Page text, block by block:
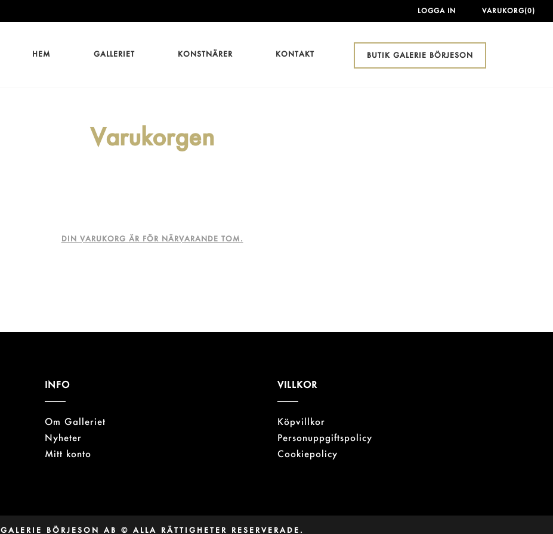
LOGGA IN VARUKORG(0)
HEM GALLERIET KONSTNÄRER KONTAKT BUTIK GALERIE BÖRJESON
Varukorgen
DIN VARUKORG ÄR FÖR NÄRVARANDE TOM.
INFO
Om Galleriet
Nyheter
Mitt konto
VILLKOR
Köpvillkor
Personuppgiftspolicy
Cookiepolicy
GALERIE BÖRJESON AB © ALLA RÄTTIGHETER RESERVERADE.